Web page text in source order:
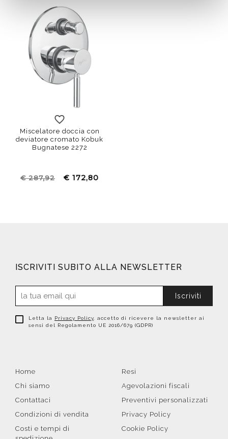
Miscelatore doccia con
deviatore cromato Kobuk
Bugnatese 2272
€ 287,92 € 172,80
ISCRIVITI SUBITO ALLA NEWSLETTER
Iscriviti
Letta la Privacy Policy , accetto di ricevere la newsletter ai
sensi del Regolamento UE 2016/679 (GDPR)
Home
Chi siamo
Contattaci
Condizioni di vendita
Costi e tempi di
Resi
Agevolazioni fiscali
Preventivi personalizzati
Privacy Policy
Cookie Policy